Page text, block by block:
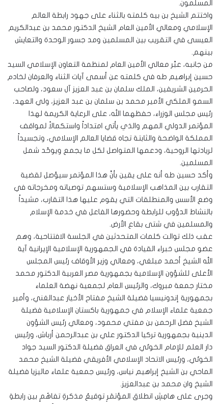
المسلمون.
واختتم الشيخ بن بيه كلمته بالثناء على جهود رابطة العالم
الإسلامي ومعالي الأمين العام الشيخ الدكتور محمد بن عبدالكريم
العيسى في التقريب بين المسلمين ومد جسور الوحدة والتعايش
بينهم.
من جانبه، عبَّر معالي الأمين العام لمنظمة التعاون الإسلامي السيد
حسين إبراهيم طه في كلمته عن أسمى آيات الثناء والعرفان لخادم
الحرمين الشريفين، الملك سلمان بن عبد العزيز آل سعود، ولصاحب
السمو الملكي الأمير محمد بن سلمان بن عبد العزيز، ولي العهد،
رئيس مجلس الوزراء، حفظهما الله، على الرعاية الكريمة لهذا
المؤتمر الدولي المهم والذي يأتي امتداداً واستكمالاً لمواقف
المملكة الواضحة والثابتة تجاه قضايا العالم الإسلامي، وتجسيداً
لريادتها الروحية، ودعمها المتواصل لكل ما يجمع ويوحّد شمل
المسلمين.
وأكد حسين طه أنه على يقين بأنَّ هذا المؤتمر سيؤصل لقضية
التقارب بين المذاهب الإسلامية وستسهم توصياته ومخرجاته في
وضع الأسس والمنطلقات التي يقوم عليها هذا التقارب، مشيداً
بالنشاط الدؤوب للرابطة وحضورها الفاعل في خدمة الإسلام
والمسلمين في شتى بقاع الأرض.
عقب ذلك توالت كلمات المتحدثين في الجلسة الافتتاحية، وهم
عضو مجلس خبراء القيادة في الجمهورية الإسلامية الإيرانية آية
الله الشيخ أحمد مبلغي، ومعالي وزير الأوقاف رئيس المجلس
الأعلى للشؤون الإسلامية بجمهورية مصر العربية الدكتور محمد
مختار جمعة مبروك، والرئيس العام لجمعية نهضة العلماء
بجمهورية إندونيسيا فضيلة الشيخ مفتاح الأخيار عبدالغني، وأمير
جمعية علماء الإسلام في جمهورية باكستان الإسلامية فضيلة
الشيخ فضل الرحمن بن مفتي محمود، ومعالي رئيس الشؤون
الدينية بجمهورية تركيا الدكتور علي بن عبدالرحمن أرباش، ورئيس
دار العلم للإمام الخوئي في العراق فضيلة الدكتور السيد جواد
الخوئي، ورئيس الاتحاد الإسلامي الأفريقي فضيلة الشيخ محمد
الماحي بن الشيخ إبراهيم نياس، ورئيس جمعية علماء ماليزيا فضيلة
الشيخ وان محمد بن عبدالعزيز.
وجرى على هامِشِ انطلاق المؤتمَرِ توقيعُ مذكرةِ تفاهُمٍ بين رابطةِ